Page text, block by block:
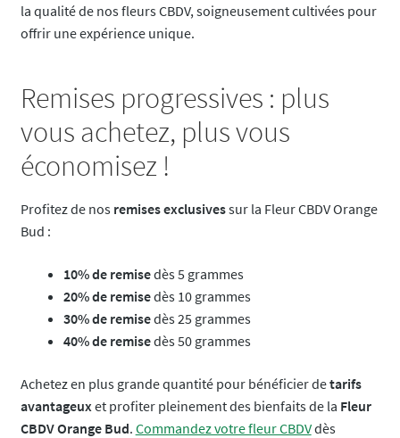
la qualité de nos fleurs CBDV, soigneusement cultivées pour
offrir une expérience unique.
Remises progressives : plus
vous achetez, plus vous
économisez !
Profitez de nos remises exclusivessur la Fleur CBDV Orange
Bud :
10% de remisedès 5 grammes
20% de remisedès 10 grammes
30% de remisedès 25 grammes
40% de remisedès 50 grammes
Achetez en plus grande quantité pour bénéficier detarifs
avantageux et profiter pleinement des bienfaits de la Fleur
CBDV Orange Bud. Commandez votre fleur CBDVdès